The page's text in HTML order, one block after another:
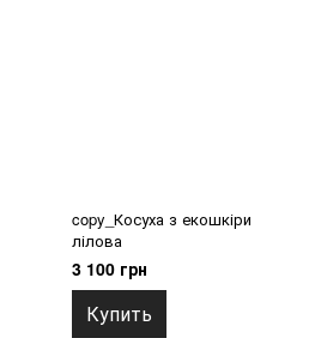
copy_Косуха з екошкіри
лілова
3 100 грн
Купить